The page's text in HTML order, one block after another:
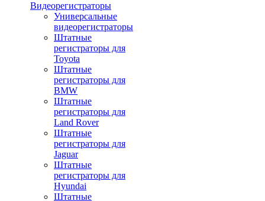
Видеорегистраторы
Универсальные
видеорегистраторы
Штатные
регистраторы для
Toyota
Штатные
регистраторы для
BMW
Штатные
регистраторы для
Land Rover
Штатные
регистраторы для
Jaguar
Штатные
регистраторы для
Hyundai
Штатные